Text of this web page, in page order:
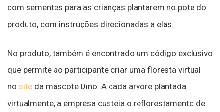
com sementes para as crianças plantarem no pote do
produto, com instruções direcionadas a elas.
No produto, também é encontrado um código exclusivo
que permite ao participante criar uma floresta virtual
no site da mascote Dino. A cada árvore plantada
virtualmente, a empresa custeia o reflorestamento de